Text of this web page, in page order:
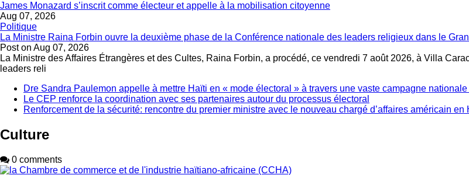
James Monazard s’inscrit comme électeur et appelle à la mobilisation citoyenne
Aug 07, 2026
Politique
La Ministre Raina Forbin ouvre la deuxième phase de la Conférence nationale des leaders religieux dans le
Post on Aug 07, 2026
La Ministre des Affaires Étrangères et des Cultes, Raina Forbin, a procédé, ce vendredi 7 août 2026, à Villa
leaders reli
Dre Sandra Paulemon appelle à mettre Haïti en « mode électoral » à travers une vaste campagne
Le CEP renforce la coordination avec ses partenaires autour du processus électoral
Renforcement de la sécurité: rencontre du premier ministre avec le nouveau chargé d’affaires américain en
Culture
0 comments